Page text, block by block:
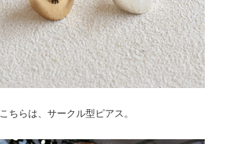
こちらは、サークル型ピアス。